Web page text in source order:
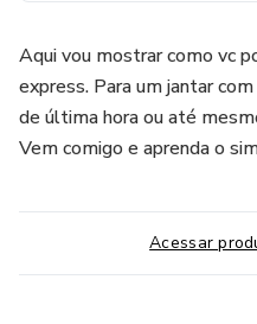
Aqui vou mostrar como vc
express. Para um jantar
de última hora ou até
Vem comigo e aprenda o
Acessar